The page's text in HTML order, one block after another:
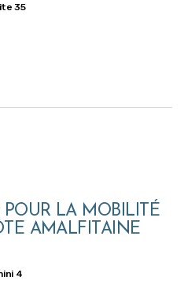
35
LA MOBILITÉ
AMALFITAINE
4